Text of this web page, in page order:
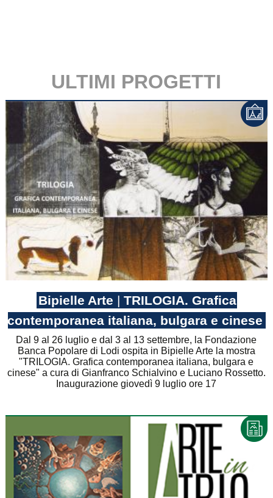
ULTIMI PROGETTI
Bipielle Arte |TRILOGIA. Grafica
contemporanea italiana, bulgara e cinese
Dal 9 al 26 luglio e dal 3 al 13 settembre, la Fondazione
Banca Popolare di Lodi ospita in Bipielle Arte la mostra
"TRILOGIA. Grafica contemporanea italiana, bulgara e
cinese" a cura di Gianfranco Schialvino e Luciano Rossetto.
Inaugurazione giovedì 9 luglio ore 17